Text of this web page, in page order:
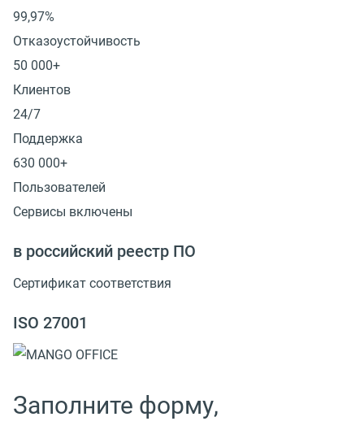
99,97%
Отказоустойчивость
50 000+
Клиентов
24/7
Поддержка
630 000+
Пользователей
Сервисы включены
в российский реестр ПО
Сертификат соответствия
ISO 27001
Заполните форму,